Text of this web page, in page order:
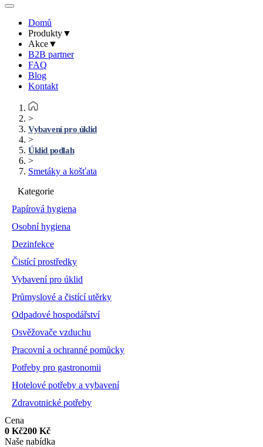
Domů
Produkty▼
Akce▼
B2B partner
FAQ
Blog
Kontakt
>
Vybavení pro úklid
>
Úklid podlah
>
Smetáky a košťata
Kategorie
Papírová hygiena
Osobní hygiena
Dezinfekce
Čistící prostředky
Vybavení pro úklid
Průmyslové a čistící utěrky
Odpadové hospodářství
Osvěžovače vzduchu
Pracovní a ochranné pomůcky
Potřeby pro gastronomii
Hotelové potřeby a vybavení
Zdravotnické potřeby
Cena
0 Kč200 Kč
Naše nabídka